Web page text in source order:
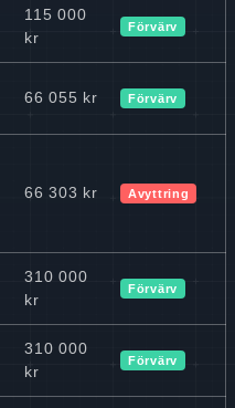
115 000
kr
Förvärv
66 055 kr Förvärv
66 303 kr Avyttring
310 000
kr
Förvärv
310 000
kr
Förvärv